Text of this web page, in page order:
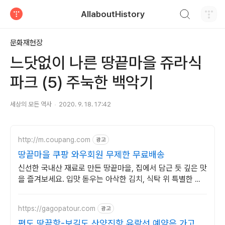
AllaboutHistory
문화재현장
느닷없이 나른 땅끝마을 쥬라식
파크 (5) 주눅한 백악기
세상의 모든 역사 2020. 9. 18. 17:42
http://m.coupang.com 광고
땅끝마을 쿠팡 와우회원 무제한 무료배송
신선한 국내산 재료로 만든 땅끝마을, 집에서 담근 듯 깊은 맛
을 즐겨보세요. 입맛 돋우는 아삭한 김치, 식탁 위 특별한 즐
https://gagopatour.com 광고